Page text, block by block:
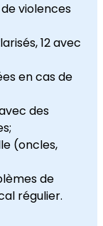
violences
12 avec
en cas de
des
(oncles,
de
régulier.